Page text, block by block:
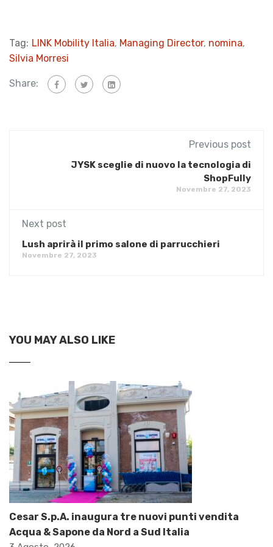
Tag: LINK Mobility Italia, Managing Director, nomina,
Silvia Morresi
Share:
Previous post
JYSK sceglie di nuovo la tecnologia di
ShopFully
Novembre 27, 2023
Next post
Lush aprirà il primo salone di parrucchieri
Novembre 27, 2023
YOU MAY ALSO LIKE
Cesar S.p.A. inaugura tre nuovi punti vendita
Acqua & Sapone da Nord a Sud Italia